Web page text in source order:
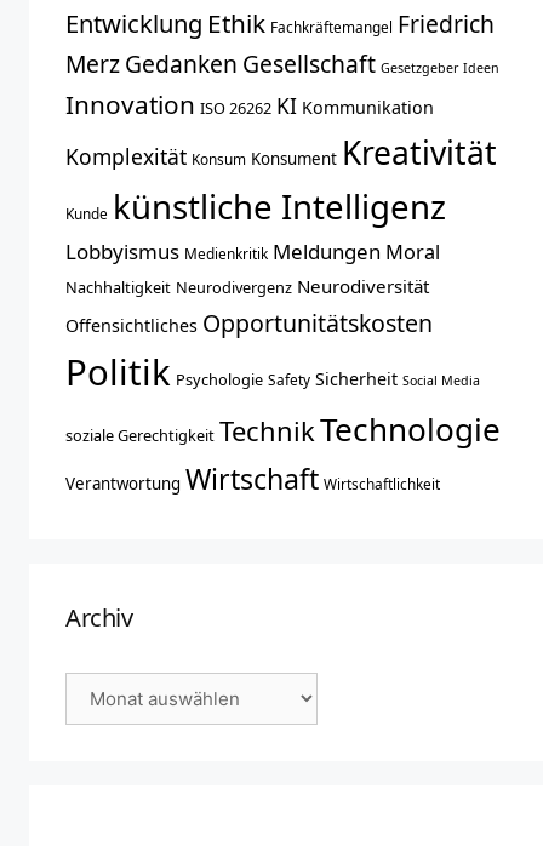
Entwicklung Ethik Fachkräftemangel Friedrich
MerzGedanken Gesellschaft Gesetzgeber Ideen
Innovation ISO 26262 KI Kommunikation
Komplexität Konsum Konsument Kreativität
Kunde künstliche Intelligenz
Lobbyismus Medienkritik Meldungen Moral
Nachhaltigkeit Neurodivergenz Neurodiversität
Offensichtliches Opportunitätskosten
Politik Psychologie Safety Sicherheit Social Media
soziale Gerechtigkeit TechnikTechnologie
Verantwortung Wirtschaft Wirtschaftlichkeit
Archiv
Archiv